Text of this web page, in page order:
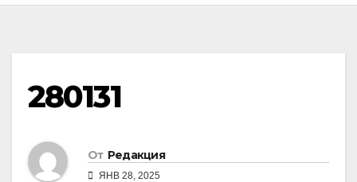
280131
От Редакция
ЯНВ 28, 2025